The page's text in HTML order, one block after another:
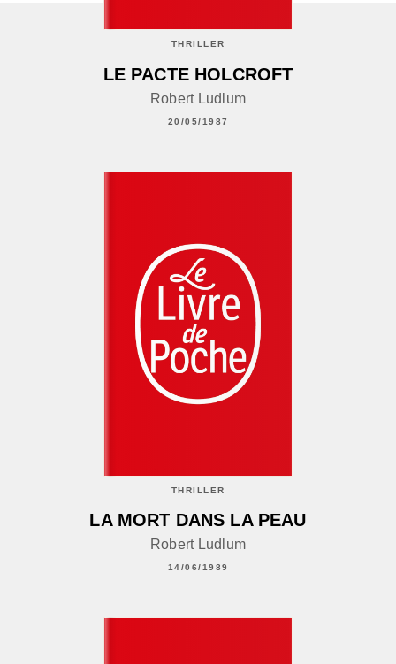
THRILLER
LE PACTE HOLCROFT
Robert Ludlum
20/05/1987
THRILLER
LA MORT DANS LA PEAU
Robert Ludlum
14/06/1989